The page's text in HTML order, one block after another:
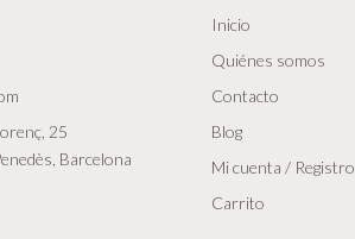
25
Barcelona
Inicio
Quiénes somos
Contacto
Blog
Mi cuenta / Registro
Carrito